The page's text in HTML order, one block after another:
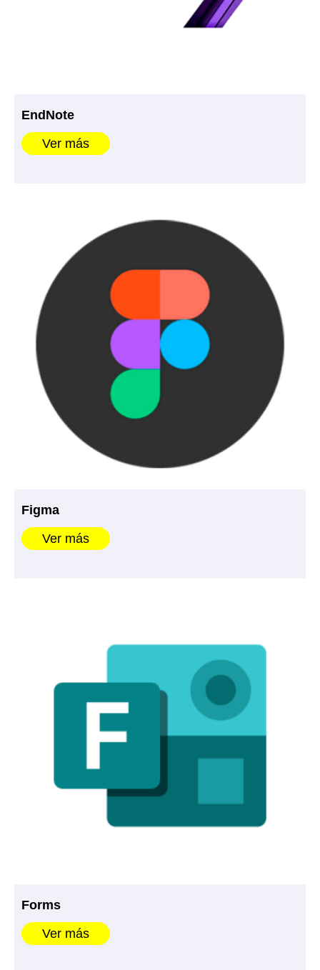
EndNote
Ver más
Figma
Ver más
Forms
Ver más